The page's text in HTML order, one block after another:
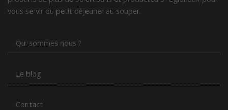
vous servir du petit déjeuner au souper.
Qui sommes nous ?
Le blog
Contact